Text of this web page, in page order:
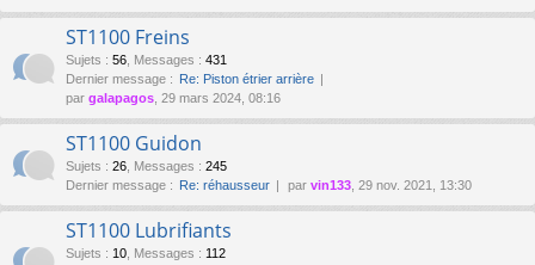
ST1100 Freins
Sujets : 56 Messages : 431
Dernier message : Re: Piston étrier arrière
par galapagos , 29 mars 2024, 08:16
ST1100 Guidon
Sujets : 26 Messages : 245
Dernier message : Re: réhausseur par vin133 , 29 nov. 2021, 13:30
ST1100 Lubrifiants
Sujets : 10 Messages : 112